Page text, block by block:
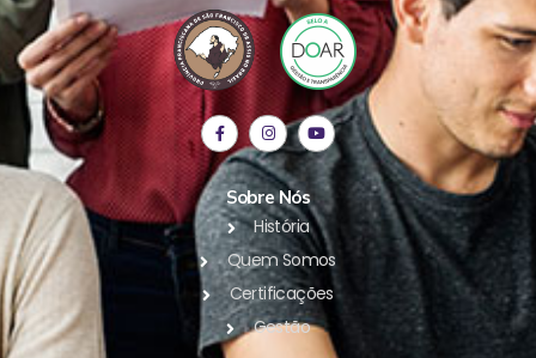
Sobre Nós
História
Quem Somos
Certificações
Gestão